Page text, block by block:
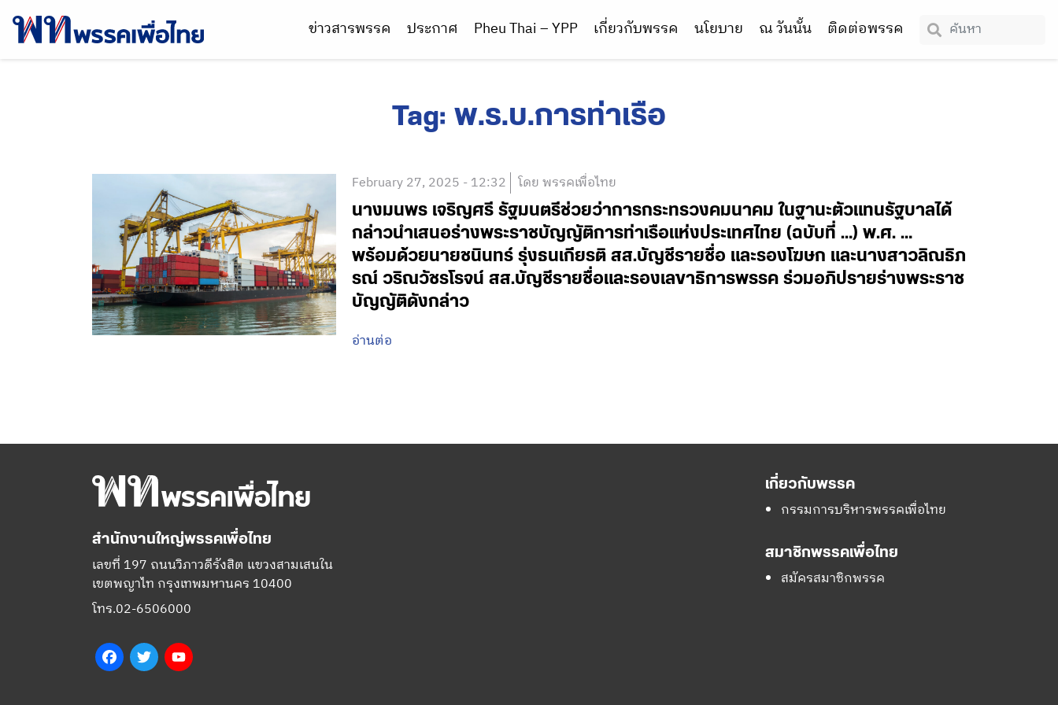
ข่าวสารพรรค ประกาศ Pheu Thai – YPP เกี่ยวกับพรรค นโยบาย ณ วันนั้น ติดต่อพรรค
Tag: พ.ร.บ.การท่าเรือ
February 27, 2025 - 12:32 โดย พรรคเพื่อไทย
นางมนพร เจริญศรี รัฐมนตรีช่วยว่าการกระทรวงคมนาคม ในฐานะตัวแทนรัฐบาลได้
กล่าวนำเสนอร่างพระราชบัญญัติการท่าเรือแห่งประเทศไทย (ฉบับที่ …) พ.ศ. …
พร้อมด้วยนายชนินทร์ รุ่งธนเกียรติ สส.บัญชีรายชื่อ และรองโฆษก และนางสาวลิณธิภ
รณ์ วริณวัชรโรจน์ สส.บัญชีรายชื่อและรองเลขาธิการพรรค ร่วมอภิปรายร่างพระราช
บัญญัติดังกล่าว
อ่านต่อ
สำนักงานใหญ่พรรคเพื่อไทย
เลขที่ 197 ถนนวิภาวดีรังสิต แขวงสามเสนใน
เขตพญาไท กรุงเทพมหานคร 10400
โทร.02-6506000
FacebookTwitter
เกี่ยวกับพรรค
กรรมการบริหารพรรคเพื่อไทย
สมาชิกพรรคเพื่อไทย
สมัครสมาชิกพรรค